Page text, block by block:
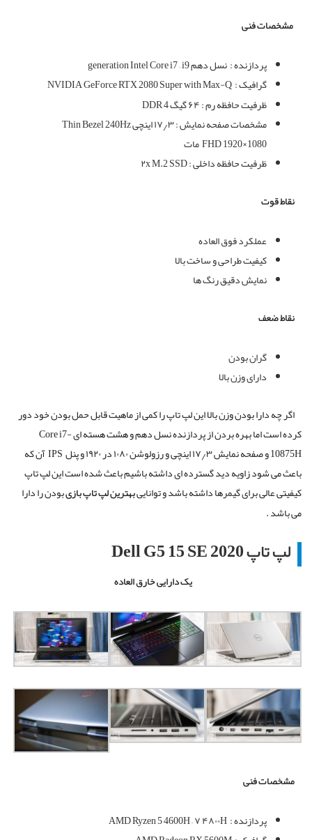
مشخصات فنی
پردازنده :نسل دهم generation Intel Core i7 – i9
گرافیک :NVIDIA GeForce RTX 2080 Super with Max-Q
ظرفیت حافظه رم : ۶۴ گیگ DDR 4
مشخصات صفحه نمایش : ۱۷٫۳ اینچی Thin Bezel 240Hz
FHD 1920×1080 مات
ظرفیت حافظه داخلی : ۲x M.2 SSD
نقاط قوت
عملکرد فوق العاده
کیفیت طراحی و ساخت بالا
نمایش دقیق رنگ ها
نقاط ضعف
گران بودن
دارای وزن بالا
اگر چه دارا بودن وزن بالا این لپ تاپ را کمی از ماهیت قابل حمل بودن خود دور
کرده است اما بهره بردن از پردازنده نسل دهم و هشت هسته ایCore i7-
10875Hو صفحه نمایش ۱۷٫۳ اینچی و رزولوشن ۱۰۸۰ در ۱۹۲۰ و پنلIPSآن که
باعث می شود زاویه دید گسترده ای داشته باشیم باعث شده است این لپ تاپ
کیفیتی عالی برای گیمرها داشته باشد و تواناییبهترین لپ تاپ بازیبودن را دارا
می باشد .
لپ تاپ Dell G5 15 SE 2020
یک دارایی خارق العاده
مشخصات فنی
پردازنده :AMD Ryzen 5 4600H – ۷ ۴۸۰۰H